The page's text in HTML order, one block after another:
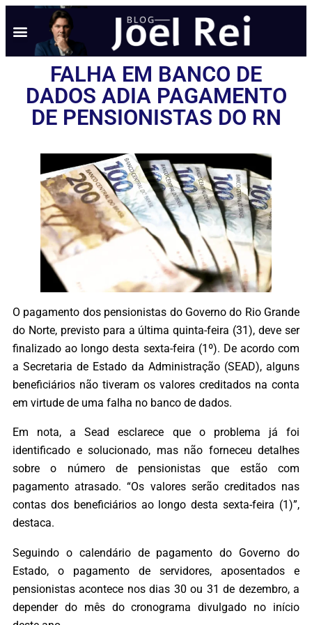
FALHA EM BANCO DE
DADOS ADIA PAGAMENTO
DE PENSIONISTAS DO RN
O pagamento dos pensionistas do Governo do Rio Grande
do Norte, previsto para a última quinta-feira (31), deve ser
finalizado ao longo desta sexta-feira (1º). De acordo com
a Secretaria de Estado da Administração (SEAD), alguns
beneficiários não tiveram os valores creditados na conta
em virtude de uma falha no banco de dados.
Em nota, a Sead esclarece que o problema já foi
identificado e solucionado, mas não forneceu detalhes
sobre o número de pensionistas que estão com
pagamento atrasado. “Os valores serão creditados nas
contas dos beneficiários ao longo desta sexta-feira (1)”,
destaca.
Seguindo o calendário de pagamento do Governo do
Estado, o pagamento de servidores, aposentados e
pensionistas acontece nos dias 30 ou 31 de dezembro, a
depender do mês do cronograma divulgado no início